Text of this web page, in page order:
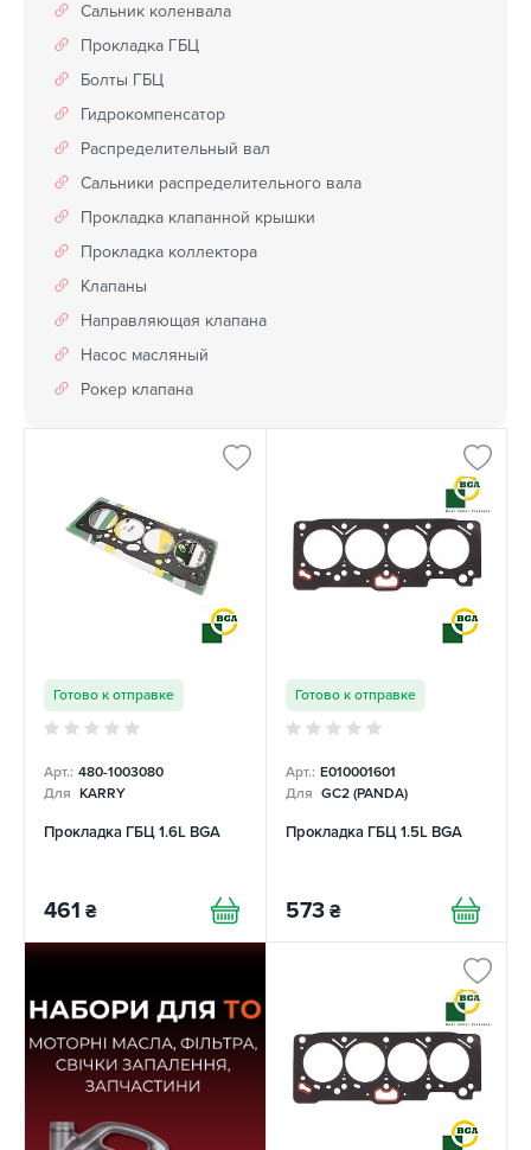
Сальник коленвала
Прокладка ГБЦ
Болты ГБЦ
Гидрокомпенсатор
Распределительный вал
Сальники распределительного вала
Прокладка клапанной крышки
Прокладка коллектора
Клапаны
Направляющая клапана
Насос масляный
Рокер клапана
Готово к отправке
Арт.: 480-1003080
Для KARRY
Прокладка ГБЦ 1.6L BGA
461 ₴
Готово к отправке
Арт.: E010001601
Для GC2 (PANDA)
Прокладка ГБЦ 1.5L BGA
573 ₴